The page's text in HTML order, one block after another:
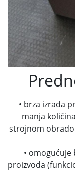
• brza izrada
manja
strojnom
•
proizvoda